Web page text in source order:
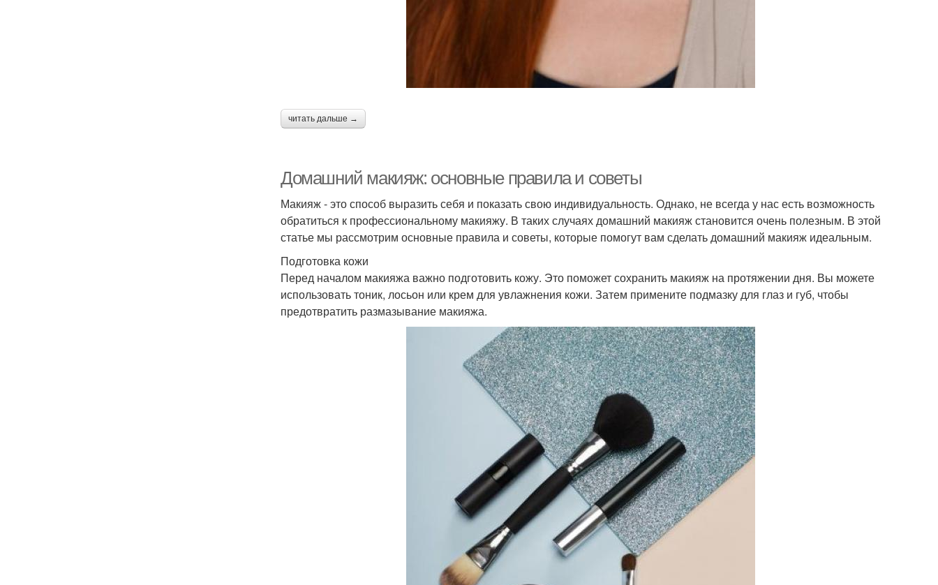
читать дальше →
Домашний макияж: основные правила и советы
Макияж - это способ выразить себя и показать свою индивидуальность. Однако, не всегда у нас есть возможность
обратиться к профессиональному макияжу. В таких случаях домашний макияж становится очень полезным. В этой
статье мы рассмотрим основные правила и советы, которые помогут вам сделать домашний макияж идеальным.
Подготовка кожи
Перед началом макияжа важно подготовить кожу. Это поможет сохранить макияж на протяжении дня. Вы можете
использовать тоник, лосьон или крем для увлажнения кожи. Затем примените подмазку для глаз и губ, чтобы
предотвратить размазывание макияжа.